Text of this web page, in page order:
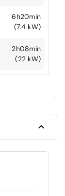
6h20min
(7.4 kW)
2h08min
(22 kW)